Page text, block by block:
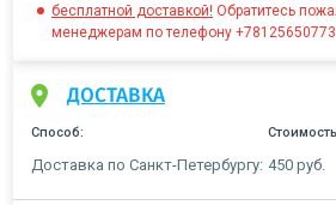
бесплатной доставкой! Обратитесь
менеджерам по телефону
ДОСТАВКА
Способ:
Доставка по Санкт-Петербургу: 450 руб.